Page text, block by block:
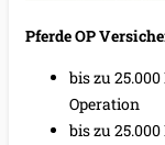
Pferde OP
bis zu
Operation
bis zu